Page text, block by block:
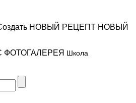
НОВЫЙ РЕЦЕПТ НОВЫЙ
ФОТОГАЛЕРЕЯ Школа